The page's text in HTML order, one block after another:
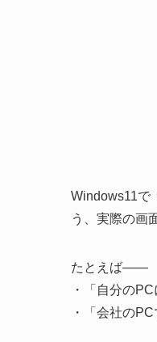
Windows11で
う、実際の画
たとえば――
・「自分の
・「会社の